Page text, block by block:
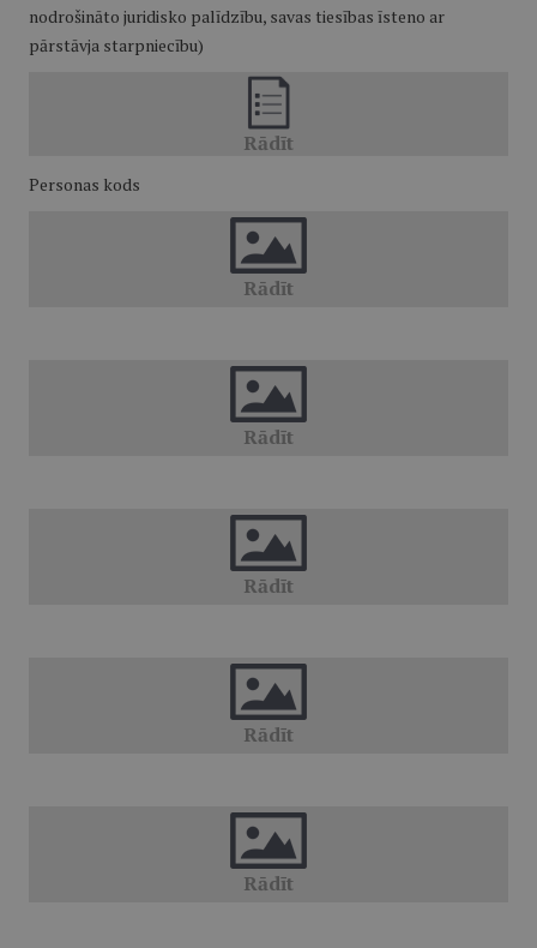
nodrošināto juridisko palīdzību, savas tiesības īsteno ar
pārstāvja starpniecību)
Personas kods